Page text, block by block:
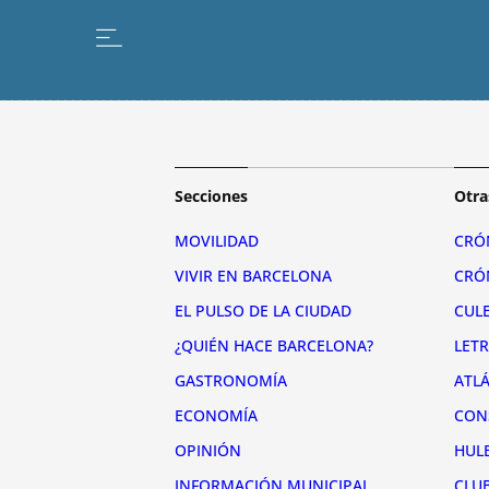
Secciones
MOVILIDAD
VIVIR EN BARCELONA
EL PULSO DE LA CIUDAD
¿QUIÉN HACE BARCELONA?
GASTRONOMÍA
ECONOMÍA
OPINIÓN